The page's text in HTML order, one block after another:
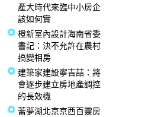
產大時代來臨中小房企
該如何實
橙新室內設計海南省委
書記：決不允許在農村
搞變相房
建築家建設寧吉喆：將
會逐步建立房地產調控
的長效機
蕾夢湖北京京西百靈房